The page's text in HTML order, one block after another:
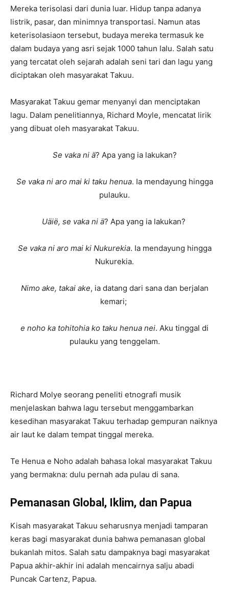
Mereka terisolasi dari dunia luar. Hidup tanpa adanya
listrik, pasar, dan minimnya transportasi. Namun atas
keterisolasiaon tersebut, budaya mereka termasuk ke
dalam budaya yang asri sejak 1000 tahun lalu. Salah satu
yang tercatat oleh sejarah adalah seni tari dan lagu yang
diciptakan oleh masyarakat Takuu.
Masyarakat Takuu gemar menyanyi dan menciptakan
lagu. Dalam penelitiannya, Richard Moyle, mencatat lirik
yang dibuat oleh masyarakat Takuu.
Se vaka ni ä? Apa yang ia lakukan?
Se vaka ni aro mai ki taku henua. Ia mendayung hingga
pulauku.
Uäië, se vaka ni ä? Apa yang ia lakukan?
Se vaka ni aro mai ki Nukurekia. Ia mendayung hingga
Nukurekia.
Nimo ake, takai ake, ia datang dari sana dan berjalan
kemari;
e noho ka tohitohia ko taku henua nei. Aku tinggal di
pulauku yang tenggelam.
Richard Molye seorang peneliti etnografi musik
menjelaskan bahwa lagu tersebut menggambarkan
kesedihan masyarakat Takuu terhadap gempuran naiknya
air laut ke dalam tempat tinggal mereka.
Te Henua e Noho adalah bahasa lokal masyarakat Takuu
yang bermakna: dulu pernah ada pulau di sana.
Pemanasan Global, Iklim, dan Papua
Kisah masyarakat Takuu seharusnya menjadi tamparan
keras bagi masyarakat dunia bahwa pemanasan global
bukanlah mitos. Salah satu dampaknya bagi masyarakat
Papua akhir-akhir ini adalah mencairnya salju abadi
Puncak Cartenz, Papua.